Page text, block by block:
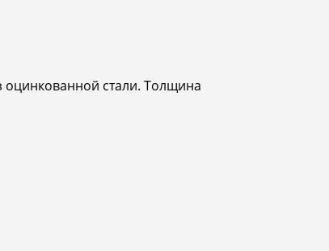
оцинкованной стали. Толщина